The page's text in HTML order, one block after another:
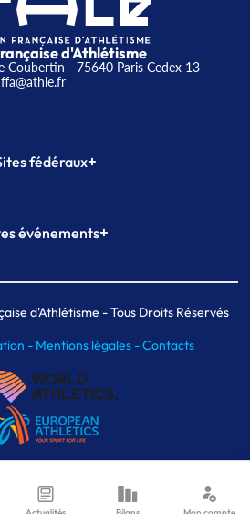
d'Athlétisme
Coubertin - 75640 Paris Cedex 13
fédéraux+
Formation
événements+
de Paris indoor
Ekiden de Paris
d'Athlétisme - Tous Droits Réservés
- Mentions légales -Contacts